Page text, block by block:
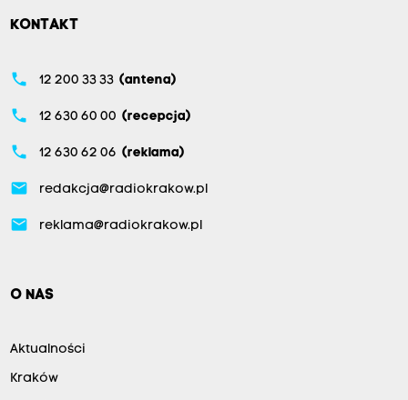
KONTAKT
phone 12 200 33 33 (antena)
phone 12 630 60 00 (recepcja)
phone 12 630 62 06 (reklama)
email redakcja@radiokrakow.pl
email reklama@radiokrakow.pl
O NAS
Aktualności
Kraków